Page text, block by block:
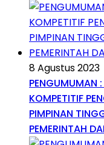
8 Agustus 2023
PENGUMUMAN
KOMPETITIF
PIMPINAN
PEMERINTAH